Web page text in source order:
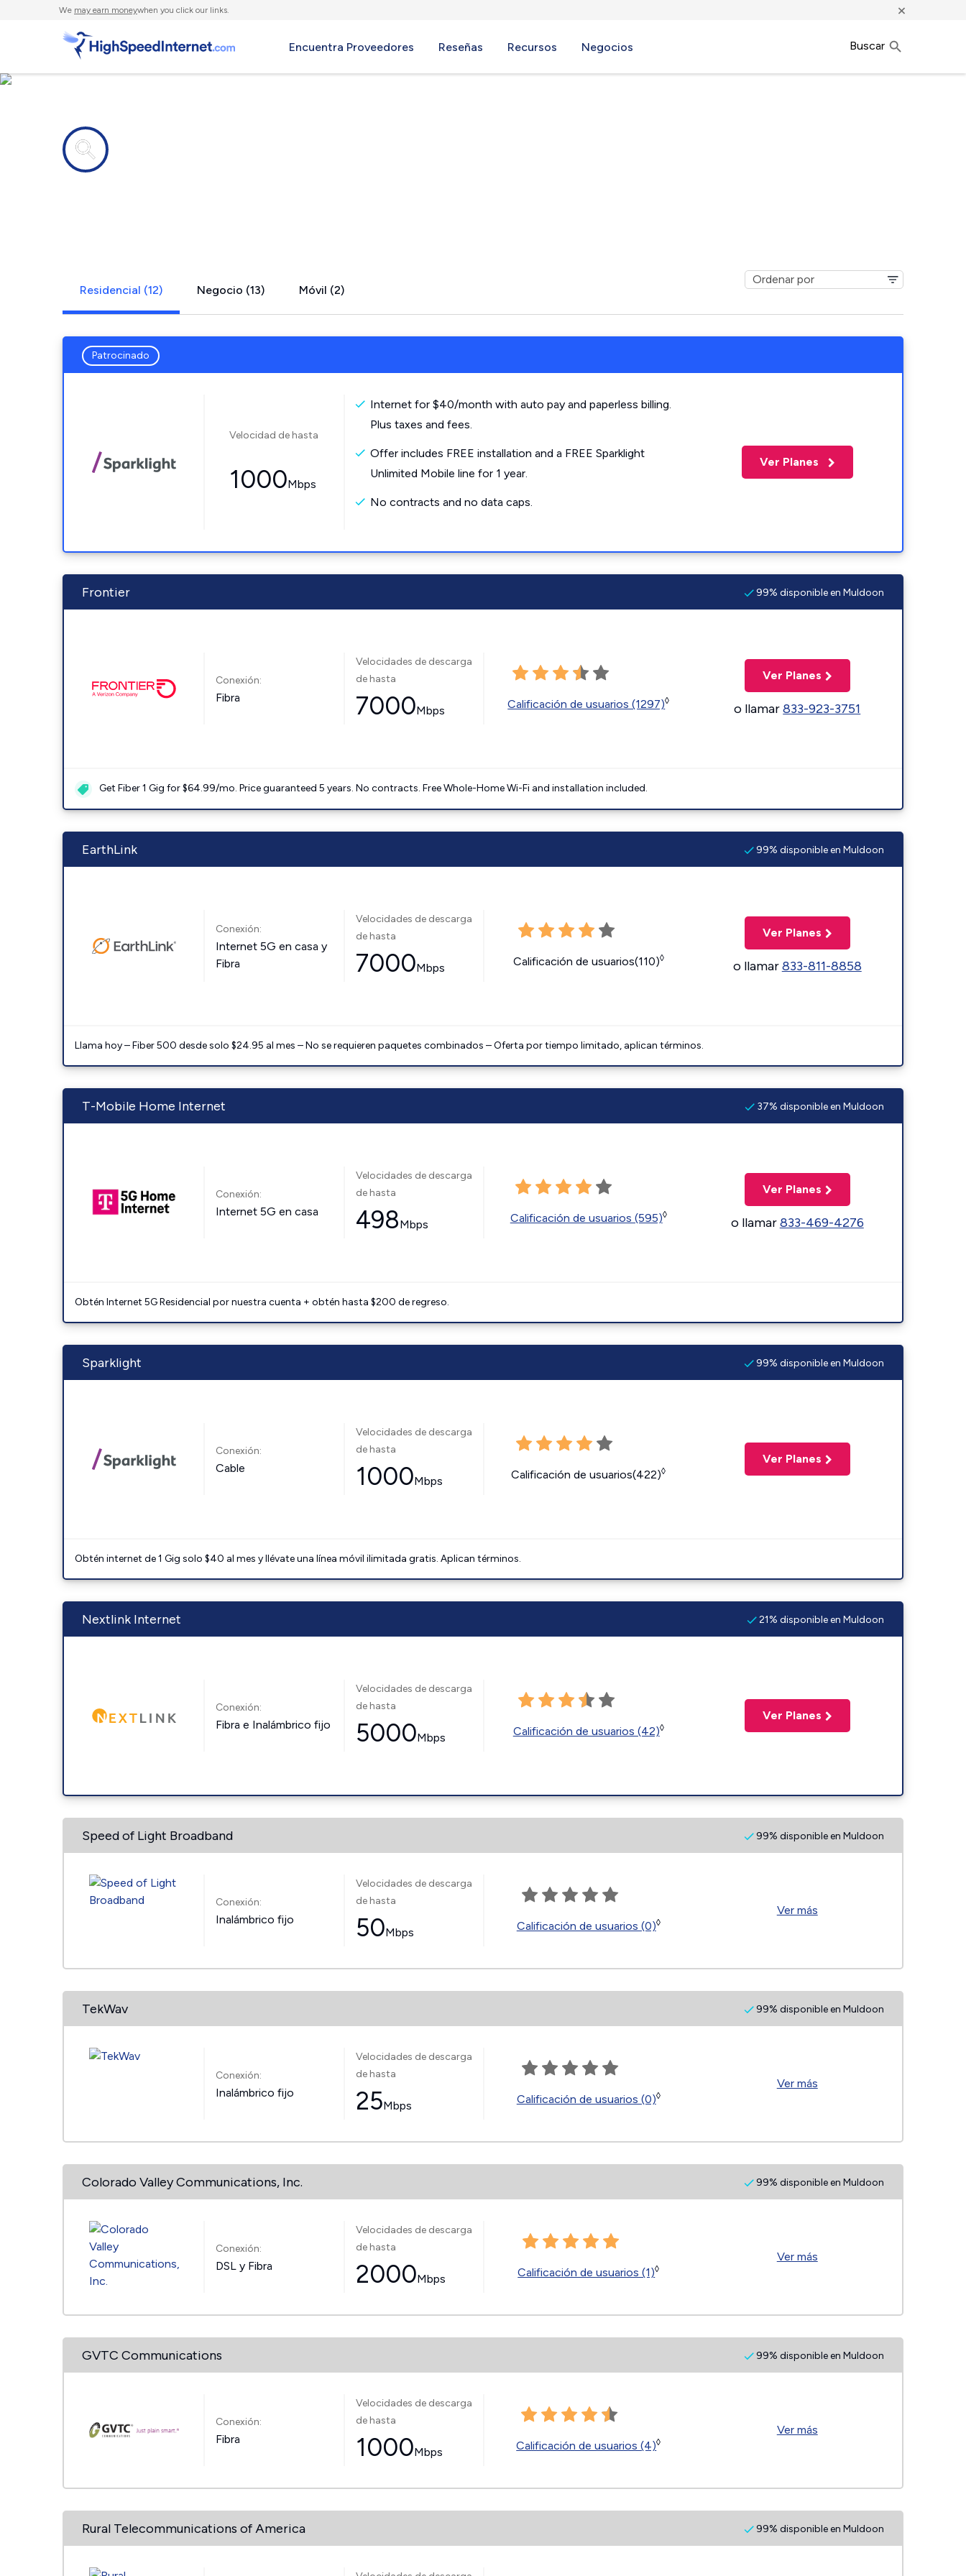
We may earn moneywhen you click our links. ×
Encuentra Proveedores Reseñas Recursos Negocios Buscar
Residencial (12) Negocio (13) Móvil (2)
Patrocinado
Velocidad de hasta
1000Mbps
Internet for $40/month with auto pay and paperless billing.
Plus taxes and fees.
Offer includes FREE installation and a FREE Sparklight
Unlimited Mobile line for 1 year.
No contracts and no data caps.
Ver Planes
Frontier 99% disponible en Muldoon
Conexión:
Fibra
Velocidades de descarga
de hasta
7000Mbps Calificación de usuarios (1297)◊
Ver Planes
o llamar833-923-3751
Get Fiber 1 Gig for $64.99/mo. Price guaranteed 5 years. No contracts. Free Whole-Home Wi-Fi and installation included.
EarthLink 99% disponible en Muldoon
Conexión:
Internet 5G en casa y
Fibra
Velocidades de descarga
de hasta
7000Mbps Calificación de usuarios(110)◊
Ver Planes
o llamar833-811-8858
Llama hoy – Fiber 500 desde solo $24.95 al mes – No se requieren paquetes combinados – Oferta por tiempo limitado, aplican términos.
T-Mobile Home Internet 37% disponible en Muldoon
Conexión:
Internet 5G en casa
Velocidades de descarga
de hasta
498Mbps Calificación de usuarios (595)◊
Ver Planes
o llamar833-469-4276
Obtén Internet 5G Residencial por nuestra cuenta + obtén hasta $200 de regreso.
Sparklight 99% disponible en Muldoon
Conexión:
Cable
Velocidades de descarga
de hasta
1000Mbps Calificación de usuarios(422)◊
Ver Planes
Obtén internet de 1 Gig solo $40 al mes y llévate una línea móvil ilimitada gratis. Aplican términos.
Nextlink Internet 21% disponible en Muldoon
Conexión:
Fibra e Inalámbrico fijo
Velocidades de descarga
de hasta
5000Mbps Calificación de usuarios (42)◊
Ver Planes
Speed of Light Broadband 99% disponible en Muldoon
Conexión:
Inalámbrico fijo
Velocidades de descarga
de hasta
50Mbps Calificación de usuarios (0)◊
Ver más
TekWav 99% disponible en Muldoon
Conexión:
Inalámbrico fijo
Velocidades de descarga
de hasta
25Mbps Calificación de usuarios (0)◊
Ver más
Colorado Valley Communications, Inc. 99% disponible en Muldoon
Conexión:
DSL y Fibra
Velocidades de descarga
de hasta
2000Mbps Calificación de usuarios (1)◊
Ver más
GVTC Communications 99% disponible en Muldoon
Conexión:
Fibra
Velocidades de descarga
de hasta
1000Mbps Calificación de usuarios (4)◊
Ver más
Rural Telecommunications of America 99% disponible en Muldoon